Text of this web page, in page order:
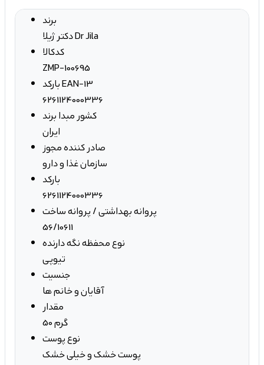
برند
دکتر ژیلا Dr Jila
کدکالا
ZMP-100695
بارکد EAN-13
6261124000336
کشور مبدا برند
ایران
صادر کننده مجوز
سازمان غذا و دارو
بارکد
6261124000336
پروانه بهداشتی / پروانه ساخت
56/10611
نوع محفظه نگه دارنده
تیوپی
جنسیت
آقایان و خانم ها
مقدار
50 گرم
نوع پوست
پوست خشک و خیلی خشک